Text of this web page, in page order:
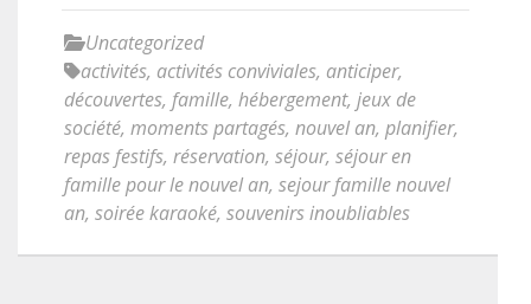
Uncategorized
activités, activités conviviales, anticiper,
découvertes, famille, hébergement, jeux de
société, moments partagés, nouvel an, planifier,
repas festifs, réservation, séjour, séjour en
famille pour le nouvel an, sejour famille nouvel
an, soirée karaoké, souvenirs inoubliables